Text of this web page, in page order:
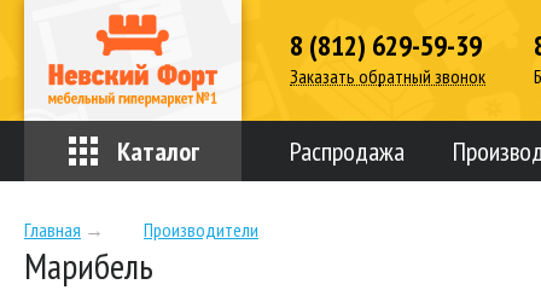
8 (812) 629-59-39
Заказать обратный звонок
Каталог Распродажа
Главная → Производители
Марибель